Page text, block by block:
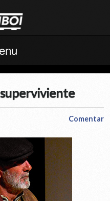
Comentar